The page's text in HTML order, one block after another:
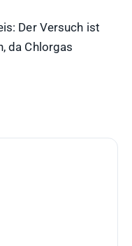
Der Versuch ist
da Chlorgas